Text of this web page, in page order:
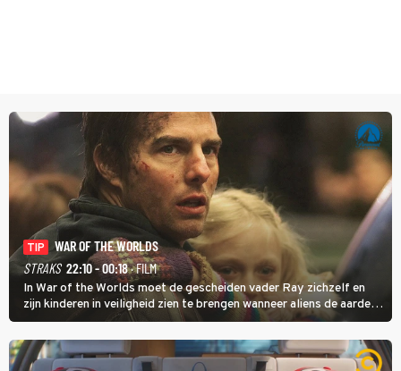
TIP
WAR OF THE WORLDS
STRAKS 22:10 - 00:18· FILM
In War of the Worlds moet de gescheiden vader Ray zichzelf en
zijn kinderen in veiligheid zien te brengen wanneer aliens de aarde
aanvallen.